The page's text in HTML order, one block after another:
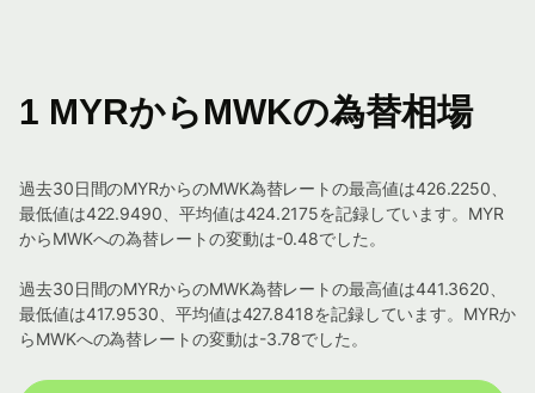
1 MYRからMWKの為替相場
過去30日間のMYRからのMWK為替レートの最高値は426.2250、
最低値は422.9490、平均値は424.2175を記録しています。MYR
からMWKへの為替レートの変動は-0.48でした。
過去30日間のMYRからのMWK為替レートの最高値は441.3620、
最低値は417.9530、平均値は427.8418を記録しています。MYRか
らMWKへの為替レートの変動は-3.78でした。